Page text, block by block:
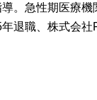
。急性期医療
退職、株式会